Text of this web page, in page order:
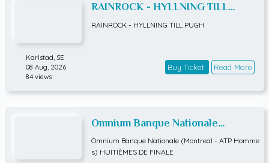
RAINROCK - HYLLNING TILL
PUGH
RAINROCK - HYLLNING TILL PUGH
Karlstad, SE
08 Aug, 2026
84 views
Buy Ticket Read More
Omnium Banque Nationale
(Montreal - ATP Hommes)
HUITIÈMES DE FINALE
Omnium Banque Nationale (Montreal - ATP Homme
s) HUITIÈMES DE FINALE